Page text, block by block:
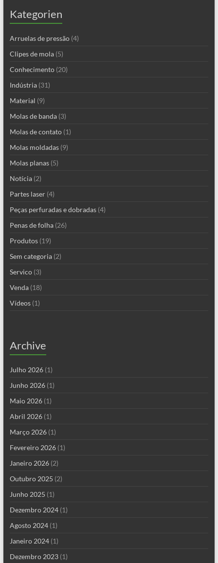
Kategorien
Arruelas de pressão(4)
Clipes de mola(5)
Conhecimento(20)
Indústria(31)
Material (9)
Molas de banda(3)
Molas de contato(1)
Molas moldadas(9)
Molas planas(5)
Notícia(2)
Partes laser(4)
Peças perfuradas e dobradas(4)
Penas de folha(26)
Produtos(19)
Sem categoria(2)
Servico(3)
Venda(18)
Vídeos(1)
Archive
Julho 2026(1)
Junho 2026(1)
Maio 2026(1)
Abril 2026(1)
Março 2026(1)
Fevereiro 2026(1)
Janeiro 2026(2)
Outubro 2025 (2)
Junho 2025 (1)
Dezembro 2024(1)
Agosto 2024(1)
Janeiro 2024(1)
Dezembro 2023(1)